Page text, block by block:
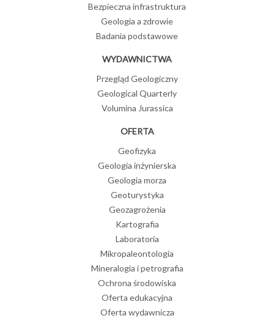
Bezpieczna infrastruktura
Geologia a zdrowie
Badania podstawowe
WYDAWNICTWA
Przegląd Geologiczny
Geological Quarterly
Volumina Jurassica
OFERTA
Geofizyka
Geologia inżynierska
Geologia morza
Geoturystyka
Geozagrożenia
Kartografia
Laboratoria
Mikropaleontologia
Mineralogia i petrografia
Ochrona środowiska
Oferta edukacyjna
Oferta wydawnicza